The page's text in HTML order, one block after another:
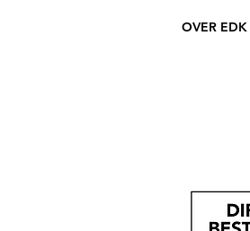
OVER EDK